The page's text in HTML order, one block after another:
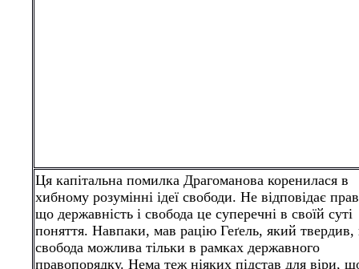
Ця капітальна помилка Драгоманова коренилася в
хибному розумінні ідеї свободи. Не відповідає
що державність і свобода це суперечні в своїй суті
поняття. Навпаки, мав рацію Геґель, який
свобода можлива тільки в рамках державного
правопорядку. Нема теж ніяких підстав для віри,